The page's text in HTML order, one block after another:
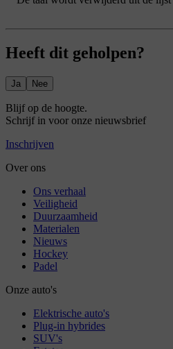
Heeft dit geholpen?
Ja Nee